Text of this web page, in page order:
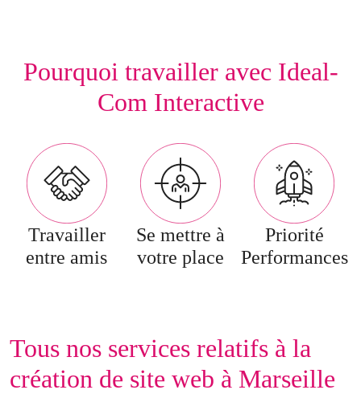
Pourquoi travailler avec Ideal-
Com Interactive
Travailler
entre amis
Se mettre à
votre place
Priorité
Performances
Tous nos services relatifs à la
création de site web à Marseille